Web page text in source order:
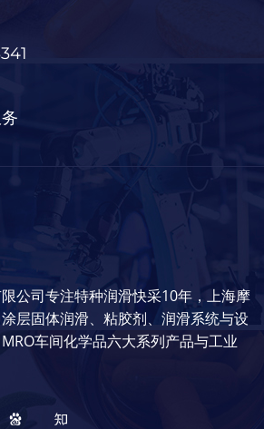
公司专注特种润滑快采10年，上海摩
层固体润滑、粘胶剂、润滑系统与设
车间化学品六大系列产品与工业